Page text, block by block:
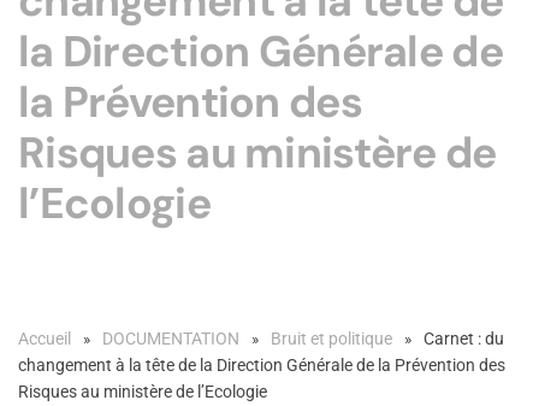
la Direction Générale de
la Prévention des
Risques au ministère de
l’Ecologie
Accueil DOCUMENTATION Bruit et politique
Carnet : du
changement à la tête de la Direction Générale de la Prévention des
Risques au ministère de l’Ecologie